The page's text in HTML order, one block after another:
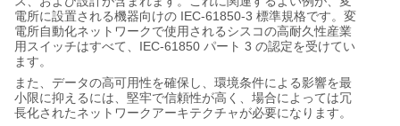
電所に設置される機器向けの IEC-61850-3 標準規格です。変
電所自動化ネットワークで使用されるシスコの高耐久性産業
用スイッチはすべて、 IEC-61850 パート 3 の認定を受けてい
ます。
また、データの高可用性を確保し、環境条件による影響を最
小限に抑えるには、堅牢で信頼性が高く、場合によっては冗
長化されたネットワークアーキテクチャが必要になります。